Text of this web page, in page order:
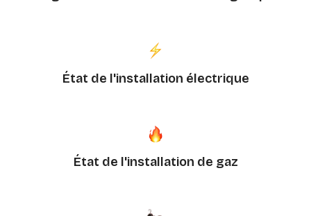
État de l'installation électrique
État de l'installation de gaz